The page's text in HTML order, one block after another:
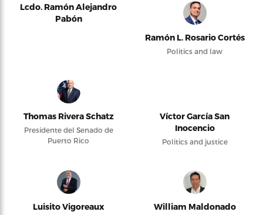
Lcdo. Ramón Alejandro
Pabón
Ramón L. Rosario Cortés
Politics and law
Thomas Rivera Schatz
Presidente del Senado de
Puerto Rico
Víctor García San
Inocencio
Politics and justice
Luisito Vigoreaux William Maldonado